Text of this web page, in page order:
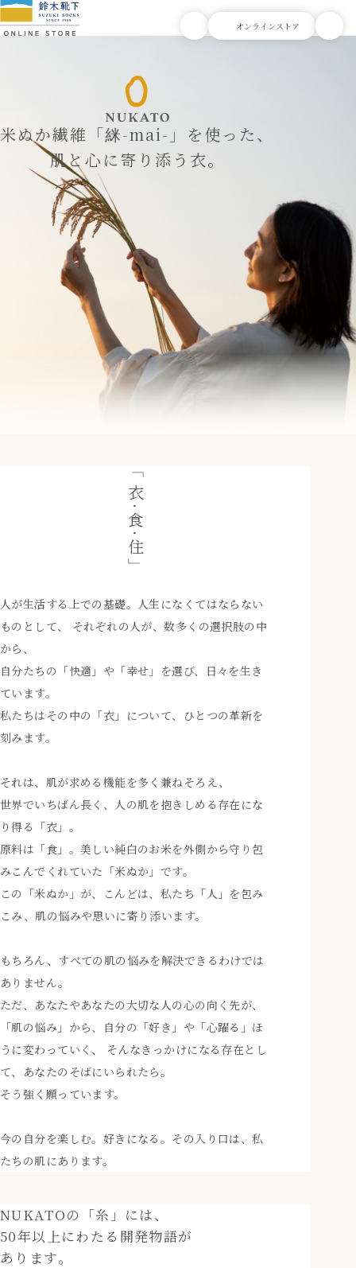
米ぬか繊維「䋛-mai-」を使った、
肌と心に寄り添う衣。
「衣·食·住」
人が生活する上での基礎。人生になくてはならない
ものとして、
それぞれの人が、数多くの選択肢の中
から、
自分たちの「快適」や「幸せ」を選び、日々を生き
ています。
私たちはその中の「衣」について、ひとつの革新を
刻みます。
それは、肌が求める機能を多く兼ねそろえ、
世界でいちばん長く、人の肌を抱きしめる存在にな
り得る「衣」。
原料は「食」。美しい純白のお米を外側から守り包
みこんでくれていた「米ぬか」です。
この「米ぬか」が、こんどは、私たち「人」を包み
こみ、肌の悩みや思いに寄り添います。
もちろん、すべての肌の悩みを解決できるわけでは
ありません。
ただ、あなたやあなたの大切な人の心の向く先が、
「肌の悩み」から、自分の「好き」や「心躍る」ほ
うに変わっていく、
そんなきっかけになる存在とし
て、あなたのそばにいられたら。
そう強く願っています。
今の自分を楽しむ。好きになる。その入り口は、私
たちの肌にあります。
NUKATOの「糸」には、
50年以上にわたる開発物語が
あります。